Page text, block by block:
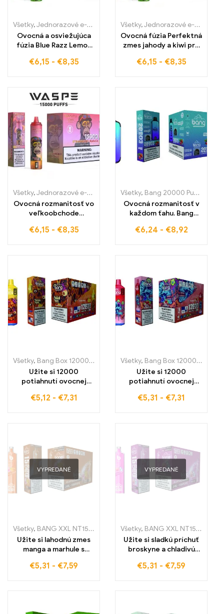
Všetky,Jednorazové e-cigaretky
Jednorazové e-cigarety
Ovocná a osviežujúca
fúzia Blue Razz Lemon
Prémiové E-cigarety vo
čučoriedok a citrónu.
€6,15 - €8,35
Všetky,Jednorazové e-cigaretky
Ovocná fúzia Perfektná
zmes jahody a kiwi pre
€6,15 - €8,35
Všetky,Jednorazové e-cigaretky
Jednorazové e-cigarety
Ovocná rozmanitosť vo
veľkoobchode
cigarety – prvotriedna
€6,15 - €8,35
Všetky, Bang 20000 Pufov
Ovocná rozmanitosť v
každom ťahu. Bang
jednorazová e-
vapovací zážitok
€6,24 - €8,92
Všetky, Bang Box 12000 Pufov Jednorazové e-cigaretky,
Užite si 12000
potiahnutí ovocnej
banánovej s vysoko
pôžitok
€5,12 - €7,31
Všetky, Bang Box 12000 Pufov
Užite si 12000
potiahnutí ovocnej
s Bang Box e-cigaretou
dlhotrvajúci pôžitok
€5,31 - €7,31
VYPREDANÉ
Všetky, BANG XXL NT15000 Jednorazové e-cigaretky,
Užite si lahodnú zmes
manga a marhule s
Táto jednorazová e-
€5,31 - €7,59
VYPREDANÉ
Všetky, BANG XXL NT15000
Užite si sladkú príchuť
broskyne a chladivú
XXL Peach Ice. Táto
€5,31 - €7,59